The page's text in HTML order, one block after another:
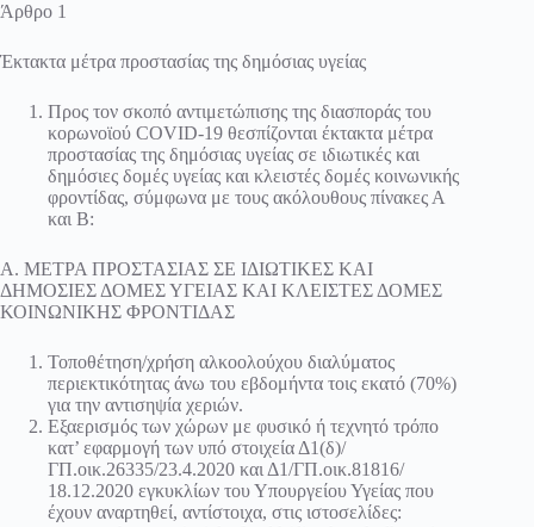
Άρθρο 1
Έκτακτα μέτρα προστασίας της δημόσιας υγείας
Προς τον σκοπό αντιμετώπισης της διασποράς του
κορωνοϊού COVID-19 θεσπίζονται έκτακτα μέτρα
προστασίας της δημόσιας υγείας σε ιδιωτικές και
δημόσιες δομές υγείας και κλειστές δομές κοινωνικής
φροντίδας, σύμφωνα με τους ακόλουθους πίνακες Α
και Β:
Α. ΜΕΤΡΑ ΠΡΟΣΤΑΣΙΑΣ ΣΕ ΙΔΙΩΤΙΚΕΣ ΚΑΙ
ΔΗΜΟΣΙΕΣ ΔΟΜΕΣ ΥΓΕΙΑΣ ΚΑΙ ΚΛΕΙΣΤΕΣ ΔΟΜΕΣ
ΚΟΙΝΩΝΙΚΗΣ ΦΡΟΝΤΙΔΑΣ
Τοποθέτηση/χρήση αλκοολούχου διαλύματος
περιεκτικότητας άνω του εβδομήντα τοις εκατό (70%)
για την αντισηψία χεριών.
Εξαερισμός των χώρων με φυσικό ή τεχνητό τρόπο
κατ’ εφαρμογή των υπό στοιχεία Δ1(δ)/
ΓΠ.οικ.26335/23.4.2020 και Δ1/ΓΠ.οικ.81816/
18.12.2020 εγκυκλίων του Υπουργείου Υγείας που
έχουν αναρτηθεί, αντίστοιχα, στις ιστοσελίδες: